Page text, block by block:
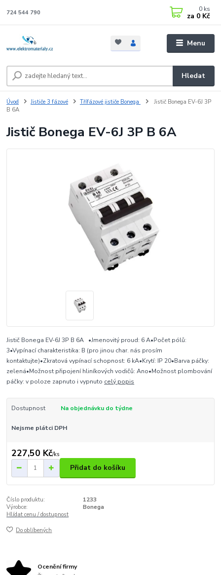
Menu
Hledat
724 544 790 0 ks
za 0 Kč
Úvod Jističe 3 fázové Třífázové jističe Bonega
Jistič Bonega EV-6J 3P
B 6A
Jistič Bonega EV-6J 3P B 6A
Jistič Bonega EV-6J 3P B 6A •Jmenovitý proud: 6 A•Počet pólů:
3•Vypínací charakteristika: B (pro jinou char. nás prosím
kontaktujte)•Zkratová vypínací schopnost: 6 kA•Krytí: IP 20•Barva páčky:
zelená•Možnost připojení hliníkových vodičů: Ano•Možnost plombování
páčky: v poloze zapnuto i vypnuto celý popis
Dostupnost Na objednávku do týdne
Nejsme plátci DPH
227,50 Kč/ks
Přidat do košíku
Číslo produktu:
1233
Výrobce:
Bonega
Hlídat cenu / dostupnost
Do oblíbených
Ocenění firmy